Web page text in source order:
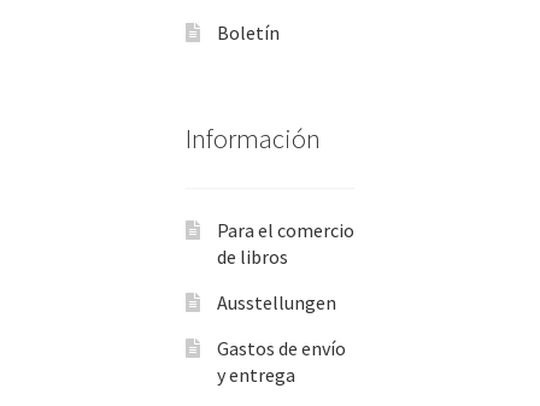
Boletín
Información
Para el comercio
de libros
Ausstellungen
Gastos de envío
y entrega